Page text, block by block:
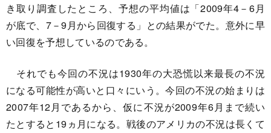
き取り調査したところ、予想の平均値は「2009年4－6月
が底で、7－9月から回復する」との結果がでた。意外に早
い回復を予想しているのである。
それでも今回の不況は1930年の大恐慌以来最長の不況
になる可能性が高いと口々にいう。今回の不況の始まりは
2007年12月であるから、仮に不況が2009年6月まで続い
たとすると19ヵ月になる。戦後のアメリカの不況は長くて